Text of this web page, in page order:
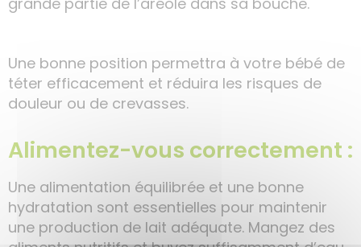
Une bonne position permettra à votre bébé de
téter efficacement et réduira les risques de
douleur ou de crevasses.
Alimentez-vous correctement :
Une alimentation équilibrée et une bonne
hydratation sont essentielles pour maintenir
une production de lait adéquate. Mangez des